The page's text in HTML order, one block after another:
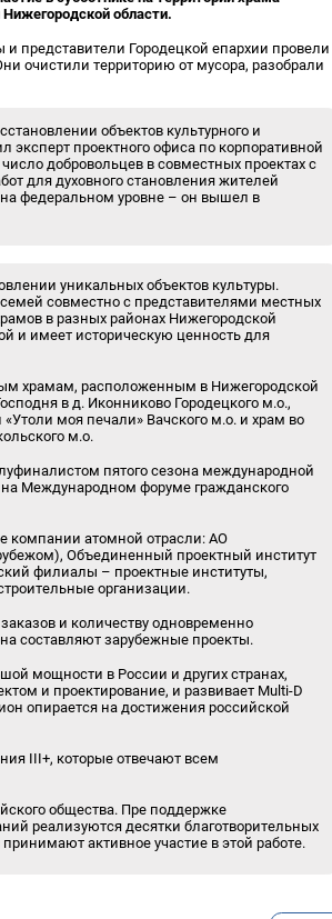
области.
представители Городецкой епархии провели
очистили территорию от мусора, разобрали
объектов культурного и
эксперт проектного офиса по корпоративной
добровольцев в совместных проектах с
для духовного становления жителей
федеральном уровне – он вышел в
уникальных объектов культуры.
совместно с представителями местных
в разных районах Нижегородской
и имеет историческую ценность для
храмам, расположенным в Нижегородской
в д. Иконниково Городецкого м.о.,
моя печали» Вачского м.о. и храм во
м.о.
пятого сезона международной
Международном форуме гражданского
компании атомной отрасли: АО
Объединенный проектный институт
филиалы – проектные институты,
организации.
и количеству одновременно
составляют зарубежные проекты.
мощности в России и других странах,
и проектирование, и развивает Multi-D
опирается на достижения российской
III+, которые отвечают всем
общества. Пре поддержке
реализуются десятки благотворительных
активное участие в этой работе.